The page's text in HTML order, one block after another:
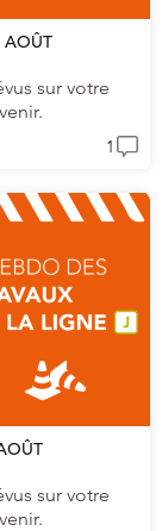
AOÛT
sur votre
1
sur votre